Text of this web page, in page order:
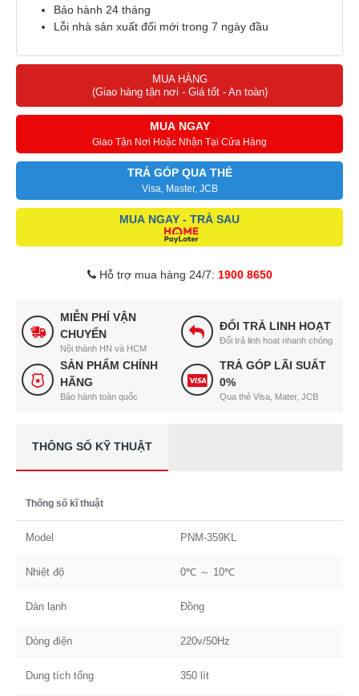
Bảo hành 24 tháng
Lỗi nhà sản xuất đổi mới trong 7 ngày đầu
MUA HÀNG
(Giao hàng tận nơi - Giá tốt - An toàn)
MUA NGAY
Giao Tận Nơi Hoặc Nhận Tại Cửa Hàng
TRẢ GÓP QUA THẺ
Visa, Master, JCB
MUA NGAY - TRẢ SAU
Hỗ trợ mua hàng 24/7: 1900 8650
MIỄN PHÍ VẬN
CHUYỂN
Nội thành HN và HCM
ĐỔI TRẢ LINH HOẠT
Đổi trả linh hoạt nhanh chóng
SẢN PHẨM CHÍNH
HÃNG
Bảo hành toàn quốc
TRẢ GÓP LÃI SUẤT
0%
Qua thẻ Visa, Mater, JCB
THÔNG SỐ KỸ THUẬT
Thống số kĩ thuật
Model PNM-359KL
Nhiệt độ 0℃ ～ 10℃
Dàn lạnh Đồng
Dòng điện 220v/50Hz
Dung tích tổng 350 lít